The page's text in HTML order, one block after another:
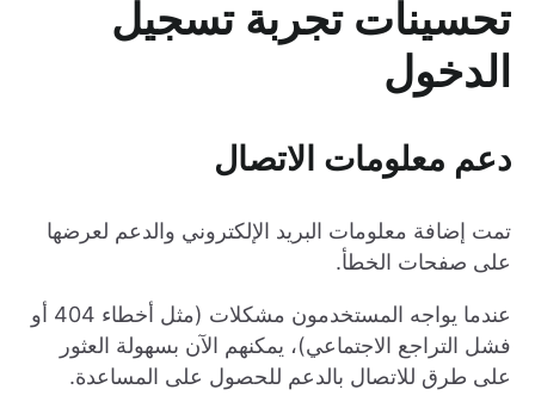
تحسينات تجربة تسجيل
الدخول
دعم معلومات الاتصال
تمت إضافة معلومات البريد الإلكتروني والدعم لعرضها
على صفحات الخطأ.
عندما يواجه المستخدمون مشكلات (مثل أخطاء 404 أو
فشل التراجع الاجتماعي)، يمكنهم الآن بسهولة العثور
على طرق للاتصال بالدعم للحصول على المساعدة.